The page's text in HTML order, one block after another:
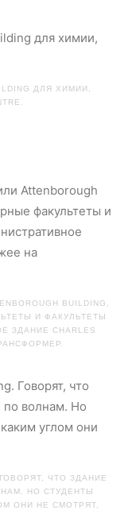
ДЛЯ ХИМИИ,
BUILDING,
И ФАКУЛЬТЕТЫ
ЗДАНИЕ CHARLES
ГОВОРЯТ, ЧТО ЗДАНИЕ
НО СТУДЕНТЫ
ОНИ НЕ СМОТРЯТ,